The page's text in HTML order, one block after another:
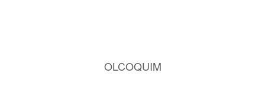
OLCOQUIM